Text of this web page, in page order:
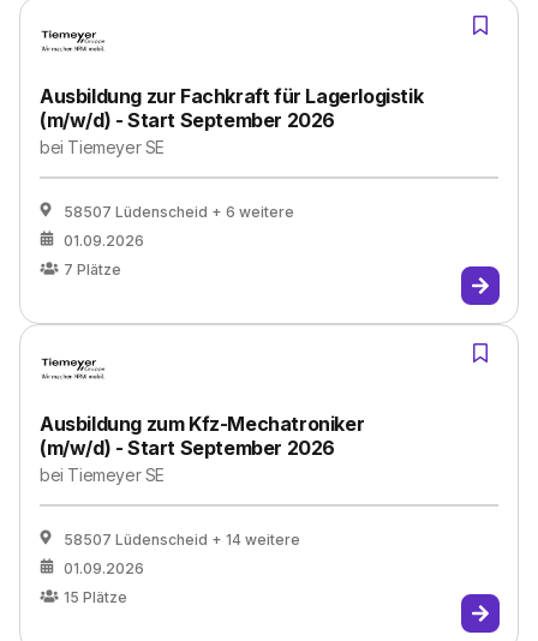
Ausbildung zur Fachkraft für Lagerlogistik
(m/w/d) - Start September 2026
bei Tiemeyer SE
58507 Lüdenscheid + 6 weitere
01.09.2026
7 Plätze
Ausbildung zum Kfz-Mechatroniker
(m/w/d) - Start September 2026
bei Tiemeyer SE
58507 Lüdenscheid + 14 weitere
01.09.2026
15 Plätze